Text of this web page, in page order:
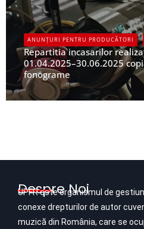
ANUNȚURI PENTRU PRODUCĂTORI
Repartitia incasarilor
01.04.2025–30.06.2025
fonograme
UPFR
Despre Noi
UPFR este organismul de
conexe drepturilor de autor
muzică din România, care se